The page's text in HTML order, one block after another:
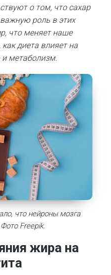
о том, что сахар
роль в этих
что меняет наше
диета влияет на
и метаболизм.
что нейроны мозга
Freepik.
жира на